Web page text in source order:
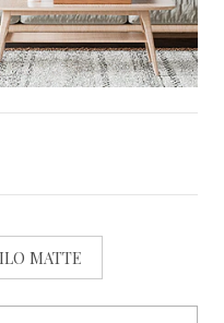
MATTE